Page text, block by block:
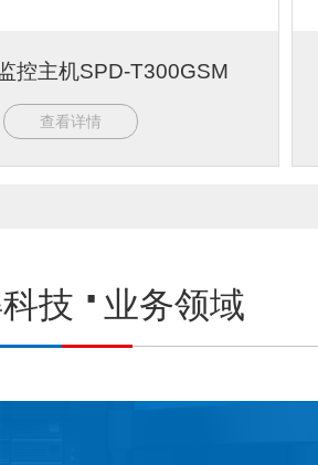
控主机SPD-T300GSM
查看详情
技 业务领域